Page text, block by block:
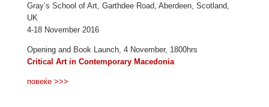
Gray’s School of Art, Garthdee Road, Aberdeen, Scotland,
UK
4-18 November 2016
Opening and Book Launch, 4 November, 1800hrs
Critical Art in Contemporary Macedonia
повеќе >>>